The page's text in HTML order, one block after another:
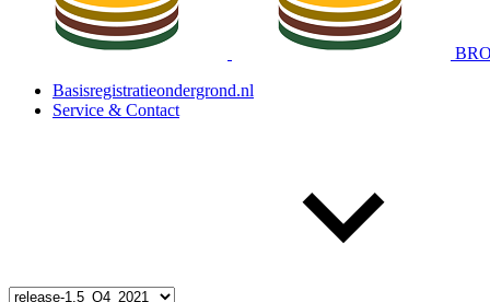
Basisregistratieondergrond.nl
Service & Contact